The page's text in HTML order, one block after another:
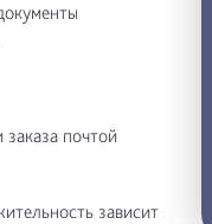
почтой
зависит